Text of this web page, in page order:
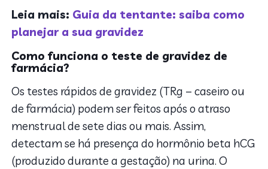
Leia mais: Guia da tentante: saiba como
planejar a sua gravidez
Como funciona o teste de gravidez de
farmácia?
Os testes rápidos de gravidez (TRg – caseiro ou
de farmácia) podem ser feitos após o atraso
menstrual de sete dias ou mais. Assim,
detectam se há presença do hormônio beta hCG
(produzido durante a gestação) na urina. O